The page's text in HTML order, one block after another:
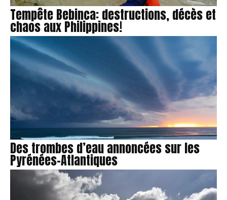
Tempête Bebinca: destructions, décès et
chaos aux Philippines!
Des trombes d’eau annoncées sur les
Pyrénées-Atlantiques